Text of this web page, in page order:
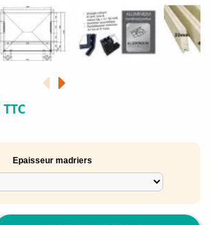
TTC
Epaisseur madriers